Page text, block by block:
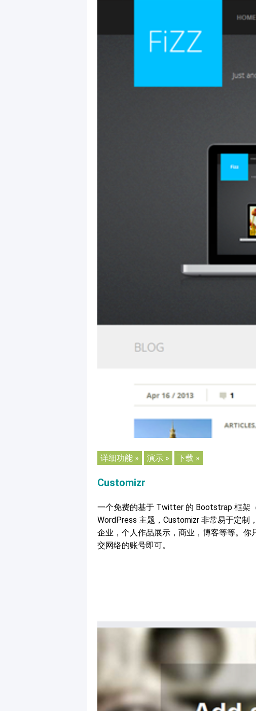
详细功能 » 演示 » 下载 »
Customizr
一个免费的基于 Twitter 的 Bootstrap 框架
WordPress 主题，Customizr 非常易于定制
企业，个人作品展示，商业，博客等等。
交网络的账号即可。